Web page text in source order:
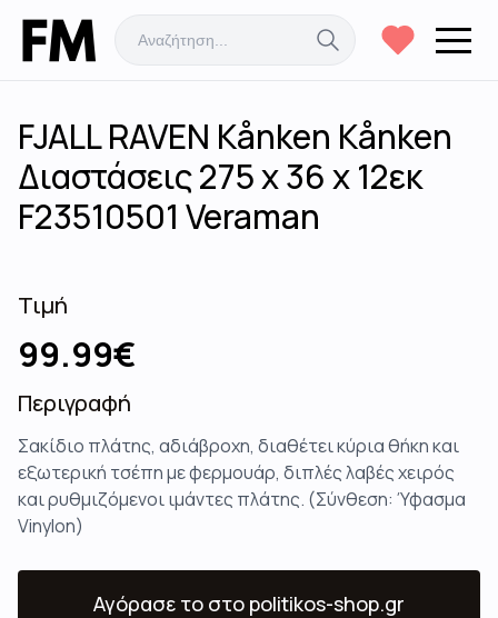
FJALL RAVEN Kånken Kånken
Διαστάσεις 275 x 36 x 12εκ
F23510501 Veraman
Τιμή
99.99€
Περιγραφή
Σακίδιο πλάτης, αδιάβροχη, διαθέτει κύρια θήκη και
εξωτερική τσέπη με φερμουάρ, διπλές λαβές χειρός
και ρυθμιζόμενοι ιμάντες πλάτης. (Σύνθεση: Ύφασμα
Vinylon)
Αγόρασε το στο politikos-shop.gr